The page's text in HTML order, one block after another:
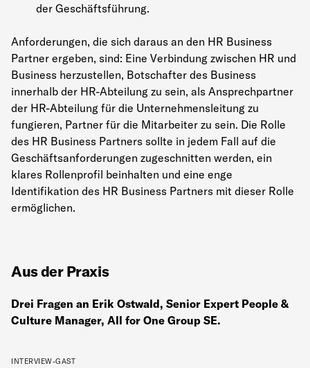
der Geschäftsführung.
Anforderungen, die sich daraus an den HR Business
Partner ergeben, sind: Eine Verbindung zwischen HR und
Business herzustellen, Botschafter des Business
innerhalb der HR-Abteilung zu sein, als Ansprechpartner
der HR-Abteilung für die Unternehmensleitung zu
fungieren, Partner für die Mitarbeiter zu sein. Die Rolle
des HR Business Partners sollte in jedem Fall auf die
Geschäftsanforderungen zugeschnitten werden, ein
klares Rollenprofil beinhalten und eine enge
Identifikation des HR Business Partners mit dieser Rolle
ermöglichen.
Aus der Praxis
Drei Fragen an Erik Ostwald, Senior Expert People &
Culture Manager, All for One Group SE.
INTERVIEW-GAST